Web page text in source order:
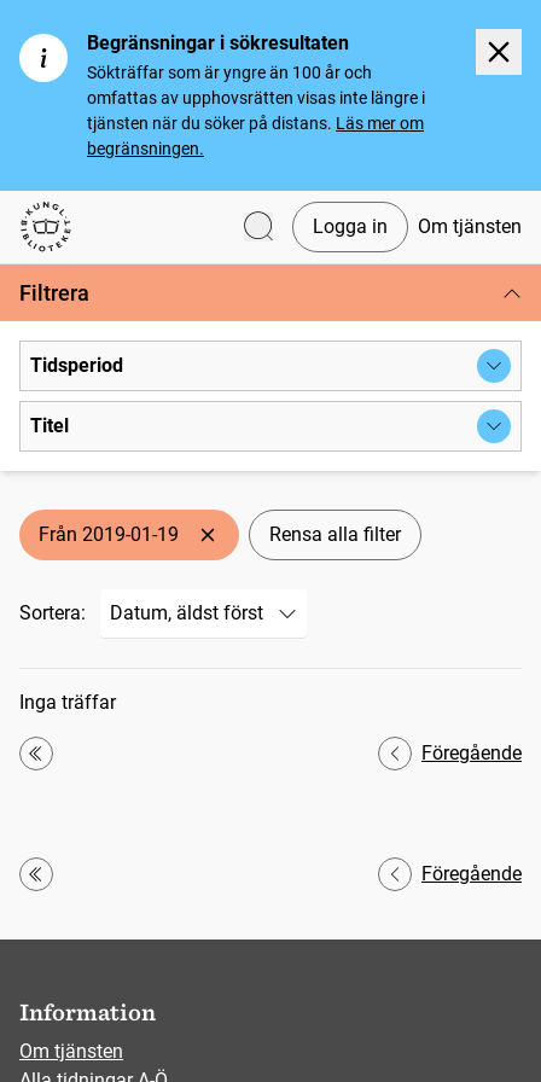
Begränsningar i sökresultaten
Sökträffar som är yngre än 100 år och
omfattas av upphovsrätten visas inte längre i
tjänsten när du söker på distans. Läs mer om
begränsningen.
Svenska tidningar
Logga in Om tjänsten
Filtrera
Tidsperiod
Titel
Från 2019-01-19 Rensa alla filter
Sortera:
Sökresultat
Inga träffar
Första
Föregående
Första
Föregående
Information
Om tjänsten